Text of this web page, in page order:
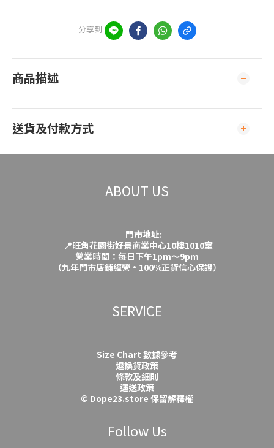
分享到
商品描述
送貨及付款方式
ABOUT US
門市地址:
📍旺角花園街好景商業中心10樓1010室
營業時間：每日下午1pm～9pm
（九年門市店鋪經營·100%正貨信心保證）
SERVICE
Size Chart 數據參考
退換貨政策
條款及細則
運送政策
© Dope23.store 保留解釋權
Follow Us